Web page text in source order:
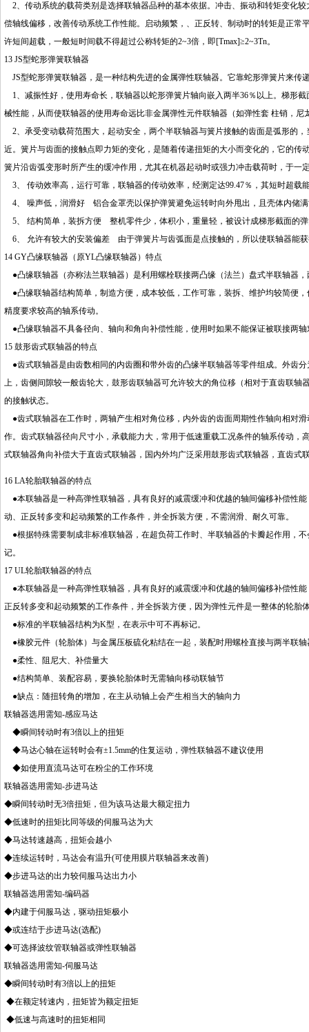
2、传动系统的载荷类别是选择联轴器品种的基本依据。冲击、振动和转矩变化
偿轴线偏移，改善传动系统工作性能。启动频繁，、正反转、制动时的转矩是正
许短间超载，一般短时间载不得超过公称转矩的2~3倍，即[Tmax]≥2~3Tn。
13 JS型蛇形弹簧联轴器
JS型蛇形弹簧联轴器，是一种结构先进的金属弹性联轴器。它靠蛇形弹簧片来传
1、减振性好，使用寿命长，联轴器以蛇形弹簧片轴向嵌入两半36％以上。梯形
械性能，从而使联轴器的使用寿命远比非金属弹性元件联轴器（如弹性套 柱销，尼
2、承受变动载荷范围大，起动安全，两个半联轴器与簧片接触的齿面是弧形的
近。簧片与齿面的接触点即力矩的变化，是随着传递扭矩的大小而变化的，它的
簧片沿齿弧变形时所产生的缓冲作用，尤其在机器起动时或强力冲击载荷时，于一
3、 传动效率高，运行可靠，联轴器的传动效率，经测定达99.47％，其短时超载
4、 噪声低，润滑好 铝合金罩壳以保护弹簧避免运转时向外甩出，且壳体内储
5、 结构简单，装拆方便 整机零件少，体积小，重量轻，被设计成梯形截面的
6、 允许有较大的安装偏差 由于弹簧片与齿弧面是点接触的，所以使联轴器能
14 GY凸缘联轴器（原YL凸缘联轴器）特点
●凸缘联轴器（亦称法兰联轴器）是利用螺栓联接两凸缘（法兰）盘式半联轴器
●凸缘联轴器结构简单，制造方便，成本较低，工作可靠，装拆、维护均较简便
精度要求较高的轴系传动。
●凸缘联轴器不具备径向、轴向和角向补偿性能，使用时如果不能保证被联接两
15 鼓形齿式联轴器的特点
●齿式联轴器是由齿数相同的内齿圈和带外齿的凸缘半联轴器等零件组成。外齿
上，齿侧间隙较一般齿轮大，鼓形齿联轴器可允许较大的角位移（相对于直齿联
的接触状态。
●齿式联轴器在工作时，两轴产生相对角位移，内外齿的齿面周期性作轴向相对
作。齿式联轴器径向尺寸小，承载能力大，常用于低速重载工况条件的轴系传动
式联轴器角向补偿大于直齿式联轴器，国内外均广泛采用鼓形齿式联轴器，直齿式
16 LA轮胎联轴器的特点
●本联轴器是一种高弹性联轴器，具有良好的减震缓冲和优越的轴间偏移补偿性
动、正反转多变和起动频繁的工作条件，并全拆装方便，不需润滑、耐久可靠。
●根据特殊需要制成非标准联轴器，在超负荷工作时、半联轴器的卡瓣起作用，
记。
17 UL轮胎联轴器的特点
●本联轴器是一种高弹性联轴器，具有良好的减震缓冲和优越的轴间偏移补偿性
正反转多变和起动频繁的工作条件，并全拆装方便，因为弹性元件是一整体的轮胎
●标准的半联轴器结构为K型，在表示中可不再标记。
●橡胶元件（轮胎体）与金属压板硫化粘结在一起，装配时用螺栓直接与两半联
●柔性、阻尼大、补偿量大
●结构简单、装配容易，要换轮胎体时无需轴向移动联轴节
●缺点：随扭转角的增加，在主从动轴上会产生相当大的轴向力
联轴器选用需知-感应马达
◆瞬间转动时有3倍以上的扭矩
◆马达心轴在运转时会有±1.5mm的住复运动，弹性联轴器不建议使用
◆如使用直流马达可在粉尘的工作环境
联轴器选用需知-步进马达
◆瞬间转动时无3倍扭矩，但为该马达最大额定扭力
◆低速时的扭矩比同等级的伺服马达为大
◆马达转速越高，扭矩会越小
◆连续运转时，马达会有温升(可使用膜片联轴器来改善)
◆步进马达的出力较伺服马达出力小
联轴器选用需知-编码器
◆内建于伺服马达，驱动扭矩极小
◆或连结于步进马达(选配)
◆可选择波纹管联轴器或弹性联轴器
联轴器选用需知-伺服马达
◆瞬间转动时有3倍以上的扭矩
◆在额定转速内，扭矩皆为额定扭矩
◆低速与高速时的扭矩相同